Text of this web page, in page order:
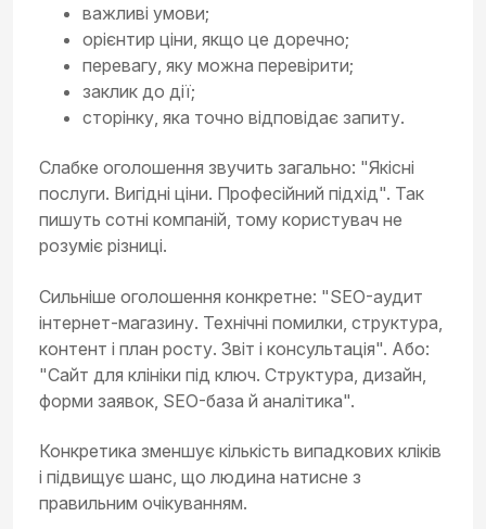
важливі умови;
орієнтир ціни, якщо це доречно;
перевагу, яку можна перевірити;
заклик до дії;
сторінку, яка точно відповідає запиту.
Слабке оголошення звучить загально: "Якісні
послуги. Вигідні ціни. Професійний підхід". Так
пишуть сотні компаній, тому користувач не
розуміє різниці.
Сильніше оголошення конкретне: "SEO-аудит
інтернет-магазину. Технічні помилки, структура,
контент і план росту. Звіт і консультація". Або:
"Сайт для клініки під ключ. Структура, дизайн,
форми заявок, SEO-база й аналітика".
Конкретика зменшує кількість випадкових кліків
і підвищує шанс, що людина натисне з
правильним очікуванням.